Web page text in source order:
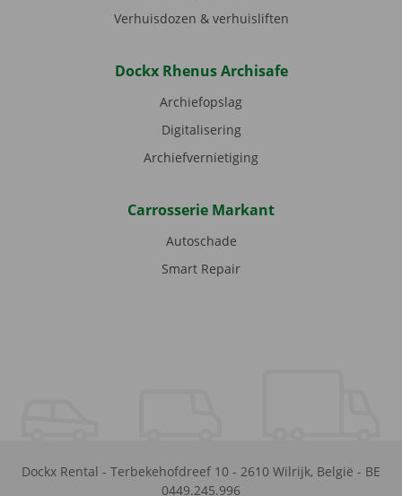
Verhuisdozen & verhuisliften
Dockx Rhenus Archisafe
Archiefopslag
Digitalisering
Archiefvernietiging
Carrosserie Markant
Autoschade
Smart Repair
Dockx Rental - Terbekehofdreef 10 - 2610 Wilrijk, België - BE
0449.245.996